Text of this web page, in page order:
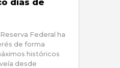
días de
Federal ha
de forma
históricos
desde